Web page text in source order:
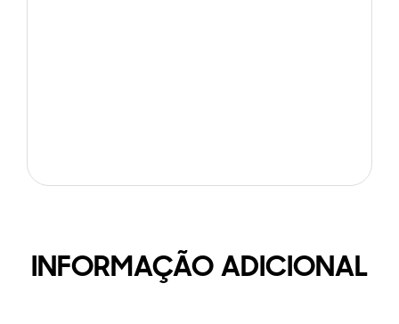
INFORMAÇÃO ADICIONAL